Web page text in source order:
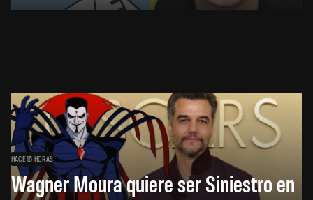
HACE 16 HORAS
Wagner Moura quiere ser Siniestro en